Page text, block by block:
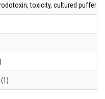
toxicity, cultured puffer